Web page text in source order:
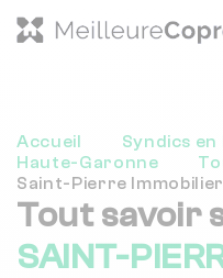
Accueil Syndics en
Haute-Garonne
Saint-Pierre Immobilier
Tout savoir
SAINT-